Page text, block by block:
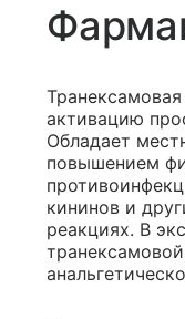
активацию
Обладает
повышением
кининов и
реакциях. В